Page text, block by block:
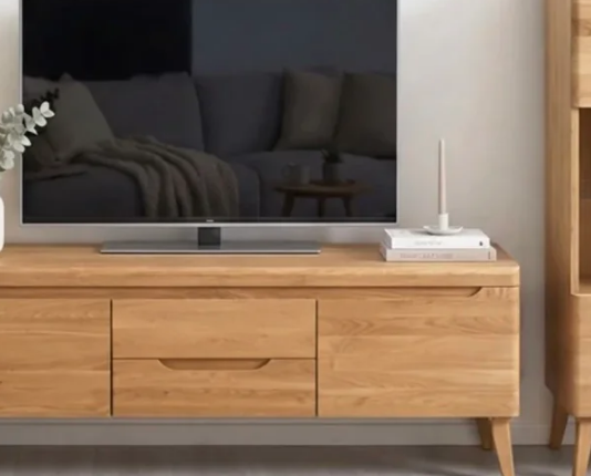
UNISCITI ALLA NOSTRA COMMUNITY
Ottieni uno sconto del 5%.
Novità e vantaggi riservati agli iscritti.
Iscrivermi